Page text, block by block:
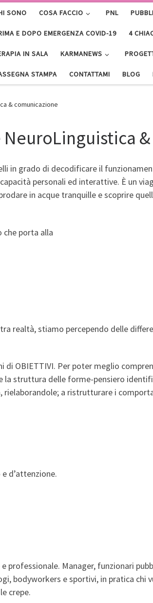
SONO COSA FACCIO PNL
E DOPO EMERGENZA COVID-19 4
IN SALA KARMANEWS
STAMPA CONTATTAMI BLOG
& comunicazione
in grado di decodificare il
personali ed interattive. È un
in acque tranquille e scoprire
che porta alla
realtà, stiamo percependo delle
OBIETTIVI. Per poter meglio
struttura delle forme-pensiero
a ristrutturare i
d’attenzione.
Manager, funzionari
bodyworkers e sportivi, in pratica chi
crepe.